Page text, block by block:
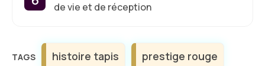
de vie et de réception
Étiquettes
histoire tapis prestige rouge